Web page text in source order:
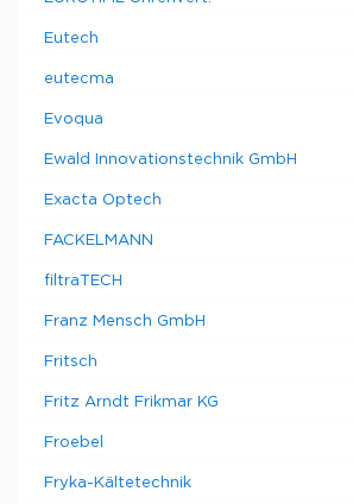
Eutech
eutecma
Evoqua
Ewald Innovationstechnik GmbH
Exacta Optech
FACKELMANN
filtraTECH
Franz Mensch GmbH
Fritsch
Fritz Arndt Frikmar KG
Froebel
Fryka-Kältetechnik